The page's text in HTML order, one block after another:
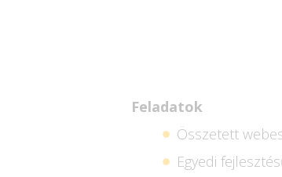
Feladatok
Összetett
Egyedi